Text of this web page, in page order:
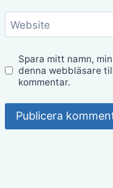
Website
Spara mitt namn,
denna webbläsare
kommentar.